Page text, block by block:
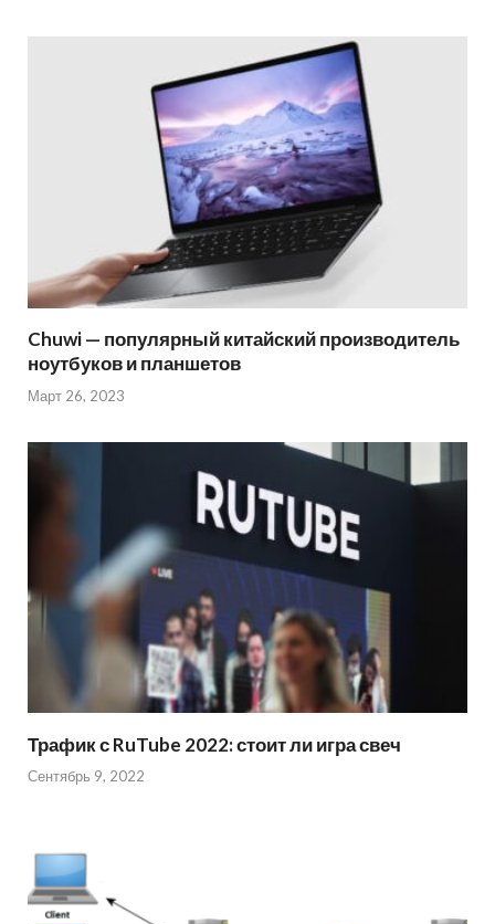
Chuwi — популярный китайский производитель
ноутбуков и планшетов
Март 26, 2023
Трафик с RuTube 2022: стоит ли игра свеч
Сентябрь 9, 2022